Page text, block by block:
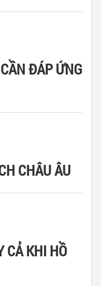
ĐÁP ỨNG
CHÂU ÂU
CẢ KHI HỒ